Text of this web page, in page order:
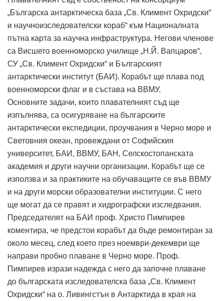
„Българска антарктическа база „Св. Климент Охридски“
и научноизследователски кораб“ към Националната
пътна карта за научна инфраструктура. Негови членове
са Висшето военноморско училище „Н.Й. Вапцаров“,
СУ „Св. Климент Охридски“ и Българският
антарктически институт (БАИ). Корабът ще плава под
военноморски флаг и в състава на ВВМУ.
Основните задачи, които плавателният съд ще
изпълнява, са осигуряване на българските
антарктически експедиции, проучвания в Черно море и
Световния океан, провеждани от Софийския
университет, БАИ, ВВМУ, БАН, Селскостопанската
академия и други научни организации. Корабът ще се
използва и за практиките на обучаващите се във ВВМУ
и на други морски образователни институции. С него
ще могат да се правят и хидрографски изследвания.
Председателят на БАИ проф. Христо Пимпирев
коментира, че предстои корабът да бъде ремонтиран за
около месец, след което през ноември-декември ще
направи пробно плаване в Черно море. Проф.
Пимпирев изрази надежда с него да започне плаване
до българската изследователска база „Св. Климент
Охридски“ на о. Ливингстън в Антарктида в края на